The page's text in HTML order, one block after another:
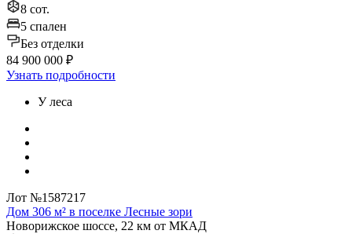
8 сот.
5 спален
Без отделки
84 900 000 ₽
Узнать подробности
У леса
Лот №1587217
Дом 306 м² в поселке Лесные зори
Новорижское шоссе, 22 км от МКАД